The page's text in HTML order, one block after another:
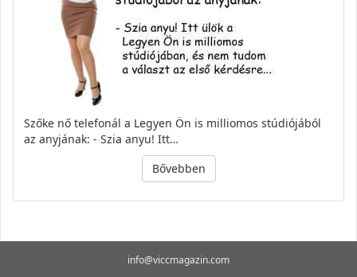
Szőke nő telefonál a Legyen Ön is milliomos stúdiójából
az anyjának: - Szia anyu! Itt…
Bővebben
info@viccmagazin.com